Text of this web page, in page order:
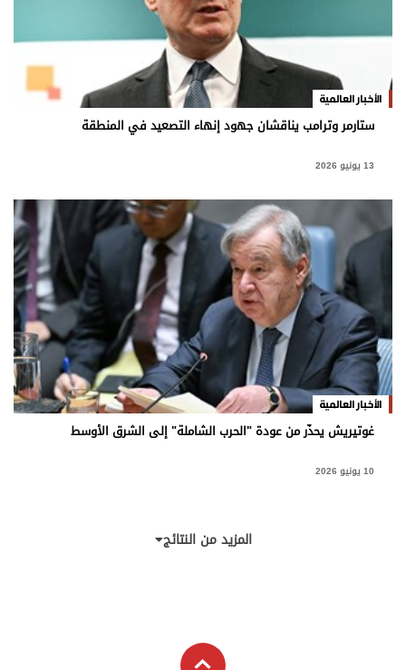
الأخبار العالمية
ستارمر وترامب يناقشان جهود إنهاء التصعيد في المنطقة
13 يونيو 2026
الأخبار العالمية
غوتيريش يحذّر من عودة "الحرب الشاملة" إلى الشرق الأوسط
10 يونيو 2026
المزيد من النتائج